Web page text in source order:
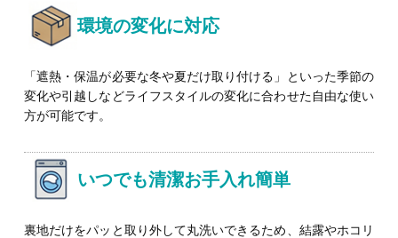
環境の変化に対応
「遮熱・保温が必要な冬や夏だけ取り付ける」といった季節の
変化や引越しなどライフスタイルの変化に合わせた自由な使い
方が可能です。
いつでも清潔お手入れ簡単
裏地だけをパッと取り外して丸洗いできるため、結露やホコリ